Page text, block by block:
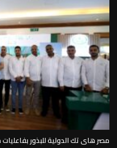
مصر هاى تك الدولية للبذور